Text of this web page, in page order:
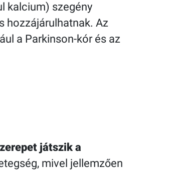
kalcium) szegény
hozzájárulhatnak. Az
a Parkinson-kór és az
játszik a
mivel jellemzően